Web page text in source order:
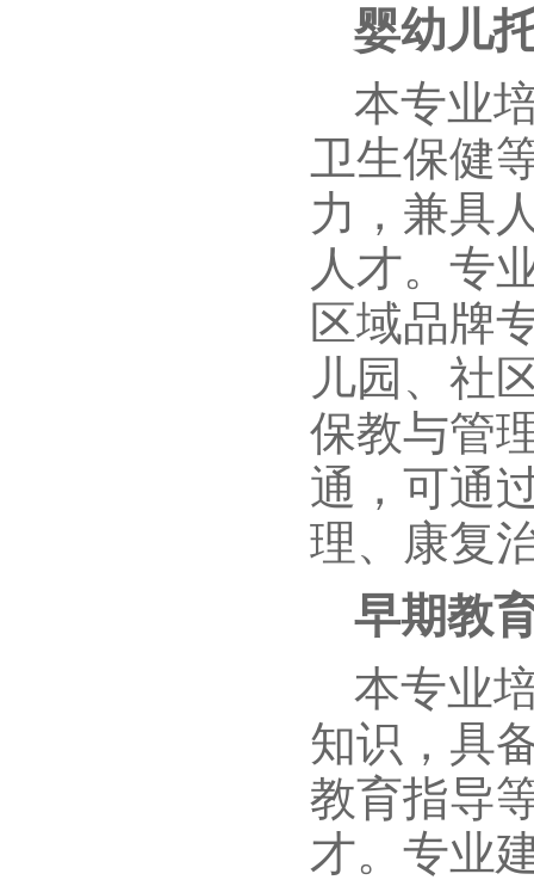
婴幼儿
本专业
卫生保健
力，兼具
人才。专
区域品牌
儿园、社
保教与管
通，可通
理、康复
早期教
本专业
知识，具
教育指导
才。专业